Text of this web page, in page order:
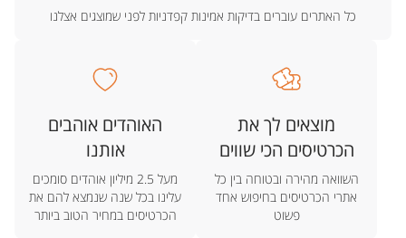
כל האתרים עוברים בדיקות אמינות קפדניות לפני שמוצגים אצלנו
מוצאים לך את
הכרטיסים הכי שווים
השוואה מהירה ובטוחה בין כל
אתרי הכרטיסים בחיפוש אחד
פשוט
האוהדים אוהבים
אותנו
מעל 2.5 מיליון אוהדים סומכים
עלינו בכל שנה שנמצא להם את
הכרטיסים במחיר הטוב ביותר